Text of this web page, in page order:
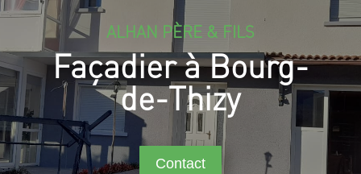
ALHAN PÈRE & FILS
Façadier à Bourg-
de-Thizy
Contact